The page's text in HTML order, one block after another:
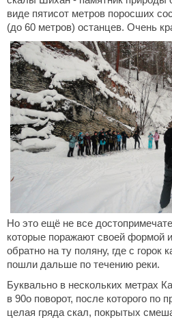
виде пятисот метров поросших
(до 60 метров) останцев. Очень
Но это ещё не все
которые поражают своей формой
обратно на ту поляну, где с
пошли дальше по течению реки.
Буквально в нескольких метрах
в 90о поворот, после которого по
целая гряда скал, покрытых